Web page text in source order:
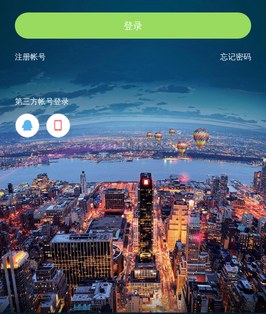
登录
忘记密码
注册帐号
第三方帐号登录
 